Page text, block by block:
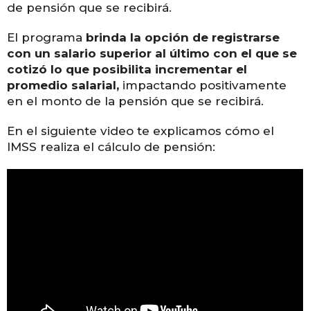
de pensión que se recibirá.
El programa brinda la opción de registrarse
con un salario superior al último con el que se
cotizó lo que posibilita incrementar el
promedio salarial, impactando positivamente
en el monto de la pensión que se recibirá.
En el siguiente video te explicamos cómo el
IMSS realiza el cálculo de pensión: